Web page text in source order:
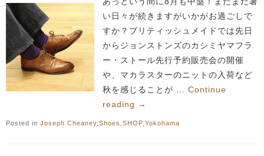
い日々が続きますがいかがお過ごしで
すか？ブリティッシュメイドでは先日
からジョンストンズのカシミヤマフラ
ー・ストール先行予約販売会の開催
や、マカラスターのニットの入荷など
秋を感じることが … Continue
reading →
Posted in Joseph Cheaney Shoes SHOP Yokohama